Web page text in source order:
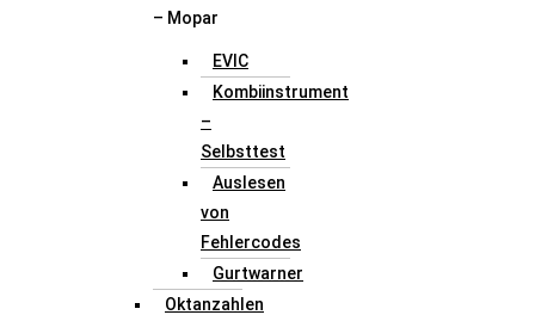
– Mopar
EVIC
Kombiinstrument
–
Selbsttest
Auslesen
von
Fehlercodes
Gurtwarner
Oktanzahlen